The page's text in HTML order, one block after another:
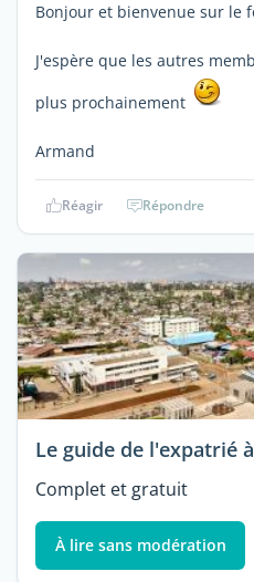
Bonjour et bienvenue sur le
J'espère que les autres
plus prochainement
Armand
Réagir Répondre
Le guide de l'expatrié
Complet et gratuit
À lire sans modération